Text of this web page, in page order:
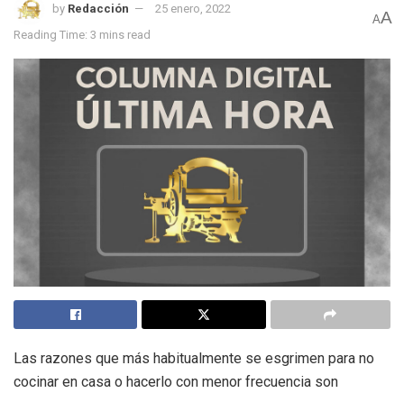
by Redacción
25 enero, 2022
Reading Time: 3 mins read
AA
Las razones que más habitualmente se esgrimen para no
cocinar en casa o hacerlo con menor frecuencia son